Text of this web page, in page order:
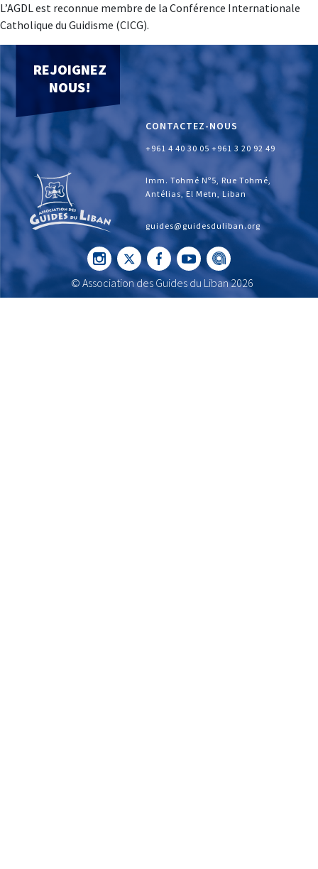
L’AGDL est reconnue membre de la Conférence Internationale
Catholique du Guidisme (CICG).
REJOIGNEZ
NOUS!
CONTACTEZ-NOUS
+961 4 40 30 05 +961 3 20 92 49
Imm. Tohmé Nº5, Rue Tohmé,
Antélias, El Metn, Liban
guides@guidesduliban.org
© Association des Guides du Liban 2026